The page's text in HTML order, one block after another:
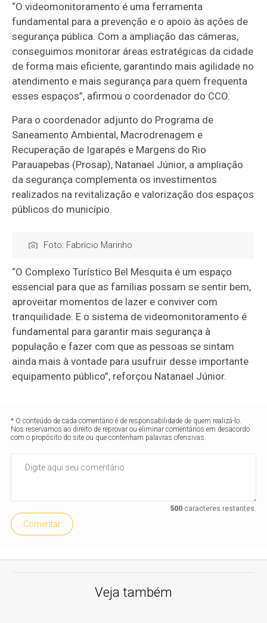
“O videomonitoramento é uma ferramenta
fundamental para a prevenção e o apoio às ações de
segurança pública. Com a ampliação das câmeras,
conseguimos monitorar áreas estratégicas da cidade
de forma mais eficiente, garantindo mais agilidade no
atendimento e mais segurança para quem frequenta
esses espaços”, afirmou o coordenador do CCO.
Para o coordenador adjunto do Programa de
Saneamento Ambiental, Macrodrenagem e
Recuperação de Igarapés e Margens do Rio
Parauapebas (Prosap), Natanael Júnior, a ampliação
da segurança complementa os investimentos
realizados na revitalização e valorização dos espaços
públicos do município.
Foto: Fabrício Marinho
“O Complexo Turístico Bel Mesquita é um espaço
essencial para que as famílias possam se sentir bem,
aproveitar momentos de lazer e conviver com
tranquilidade. E o sistema de videomonitoramento é
fundamental para garantir mais segurança à
população e fazer com que as pessoas se sintam
ainda mais à vontade para usufruir desse importante
equipamento público”, reforçou Natanael Júnior.
* O conteúdo de cada comentário é de responsabilidade de quem realizá-lo.
Nos reservamos ao direito de reprovar ou eliminar comentários em desacordo
com o propósito do site ou que contenham palavras ofensivas.
500caracteres restantes.
Comentar
Veja também